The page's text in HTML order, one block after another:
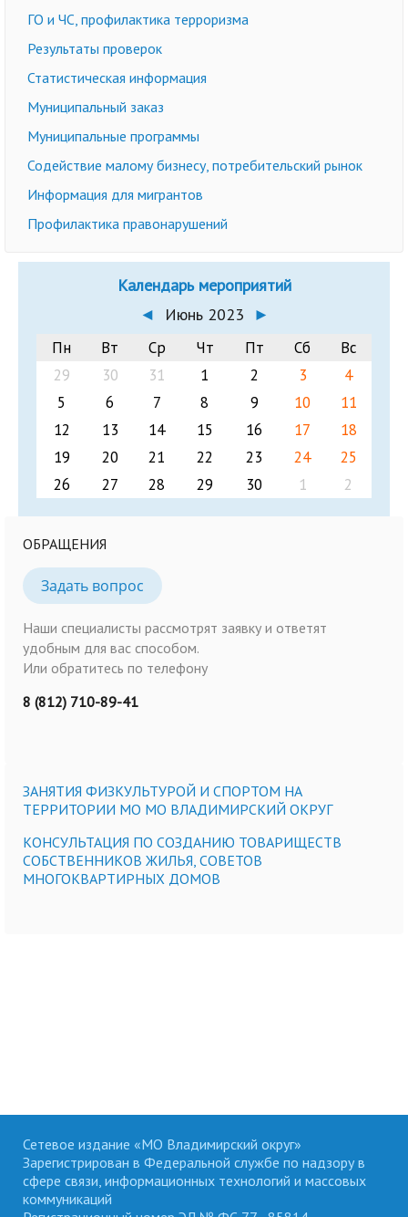
ГО и ЧС, профилактика терроризма
Результаты проверок
Статистическая информация
Муниципальный заказ
Муниципальные программы
Содействие малому бизнесу, потребительский рынок
Информация для мигрантов
Профилактика правонарушений
Календарь мероприятий
◄
Июнь 2023 ►
Пн Вт Ср Чт Пт Сб
Вс
29
30 31 1 2 3
4
5
6 7 8 9 10
11
12
13 14 15 16 17
18
19
20 21 22 23 24
25
26
27 28 29 30 1 2
ОБРАЩЕНИЯ
Задать вопрос
Наши специалисты рассмотрят заявку и ответят
удобным для вас способом.
Или обратитесь по телефону
8 (812) 710-89-41
ЗАНЯТИЯ ФИЗКУЛЬТУРОЙ И СПОРТОМ НА
ТЕРРИТОРИИ МО МО ВЛАДИМИРСКИЙ ОКРУГ
КОНСУЛЬТАЦИЯ ПО СОЗДАНИЮ ТОВАРИЩЕСТВ
СОБСТВЕННИКОВ ЖИЛЬЯ, СОВЕТОВ
МНОГОКВАРТИРНЫХ ДОМОВ
Сетевое издание «МО Владимирский округ»
Зарегистрирован в Федеральной службе по надзору в
сфере связи, информационных технологий и массовых
коммуникаций